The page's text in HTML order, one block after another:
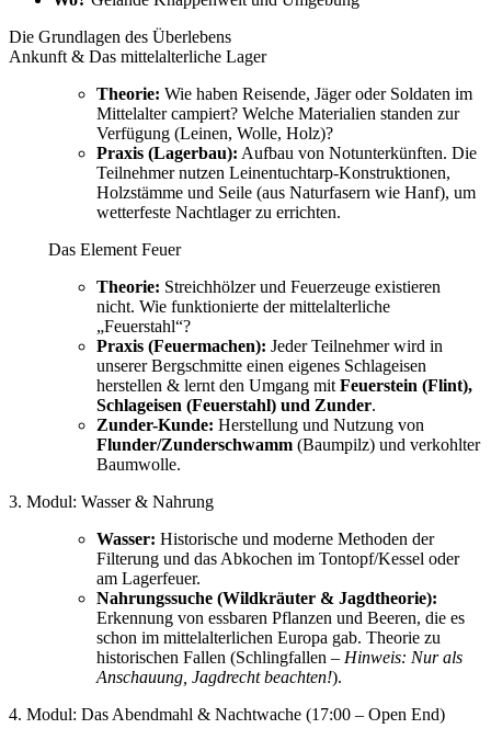
Die Grundlagen des Überlebens
Ankunft & Das mittelalterliche Lager
Theorie: Wie haben Reisende, Jäger oder Soldaten im
Mittelalter campiert? Welche Materialien standen zur
Verfügung (Leinen, Wolle, Holz)?
Praxis (Lagerbau): Aufbau von Notunterkünften. Die
Teilnehmer nutzen Leinentuchtarp-Konstruktionen,
Holzstämme und Seile (aus Naturfasern wie Hanf), um
wetterfeste Nachtlager zu errichten.
Das Element Feuer
Theorie: Streichhölzer und Feuerzeuge existieren
nicht. Wie funktionierte der mittelalterliche
„Feuerstahl“?
Praxis (Feuermachen): Jeder Teilnehmer wird in
unserer Bergschmitte einen eigenes Schlageisen
herstellen & lernt den Umgang mit Feuerstein (Flint),
Schlageisen (Feuerstahl) und Zunder.
Zunder-Kunde: Herstellung und Nutzung von
Flunder/Zunderschwamm (Baumpilz) und verkohlter
Baumwolle.
3. Modul: Wasser & Nahrung
Wasser: Historische und moderne Methoden der
Filterung und das Abkochen im Tontopf/Kessel oder
am Lagerfeuer.
Nahrungssuche (Wildkräuter & Jagdtheorie):
Erkennung von essbaren Pflanzen und Beeren, die es
schon im mittelalterlichen Europa gab. Theorie zu
historischen Fallen (Schlingfallen – Hinweis: Nur als
Anschauung, Jagdrecht beachten!).
4. Modul: Das Abendmahl & Nachtwache (17:00 – Open End)